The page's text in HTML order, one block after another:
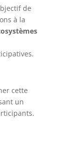
de
à la
cette
un